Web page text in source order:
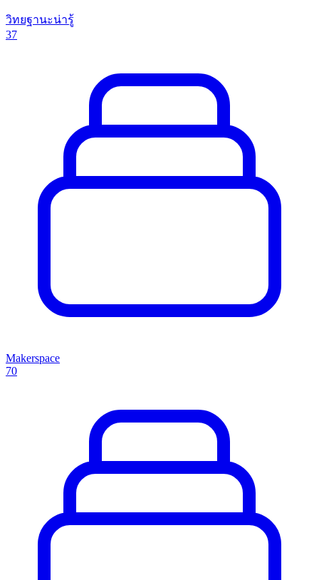
วิทยฐานะน่ารู้
37
Makerspace
70